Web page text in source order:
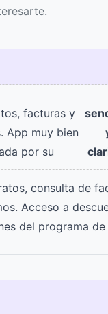
facturas y
App muy bien
por su
consulta de
Acceso a
del programa